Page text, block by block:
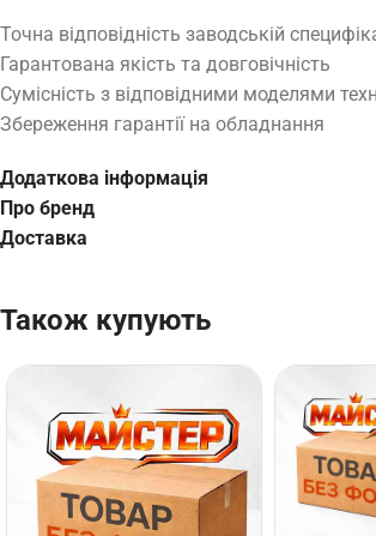
Точна відповідність заводській
Гарантована якість та довговічність
Сумісність з відповідними моделями
Збереження гарантії на обладнання
Додаткова інформація
Про бренд
Доставка
Також купують